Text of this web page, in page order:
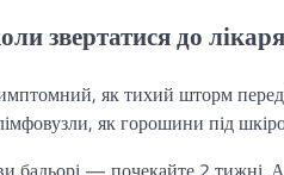
звертатися до
як тихий шторм
як горошини під